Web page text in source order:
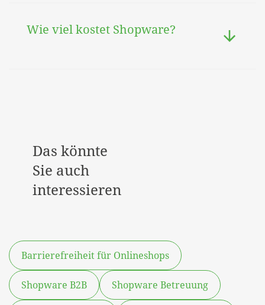
Wie viel kostet Shopware?
Das könnte
Sie auch
interessieren
Barrierefreiheit für Onlineshops
Shopware B2B Shopware Betreuung